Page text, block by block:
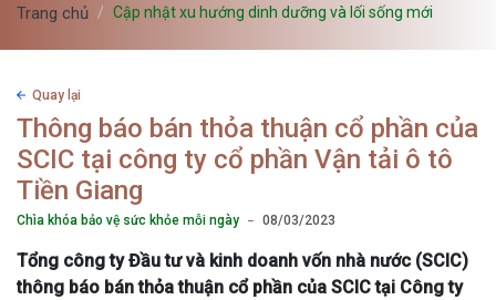
Trang chủ Cập nhật xu hướng dinh dưỡng và lối sống mới
Quay lại
Thông báo bán thỏa thuận cổ phần của
SCIC tại công ty cổ phần Vận tải ô tô
Tiền Giang
Chìa khóa bảo vệ sức khỏe mỗi ngày 08/03/2023
Tổng công ty Đầu tư và kinh doanh vốn nhà nước (SCIC)
thông báo bán thỏa thuận cổ phần của SCIC tại Công ty